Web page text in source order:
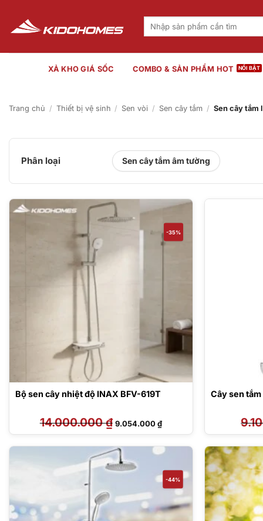
nội
dung
Tìm
XẢ KHO GIÁ SỐC COMBO & SẢN PHẨM HOT
Trang chủ / Thiết bị vệ sinh / Sen vòi / Sen cây tắm / Sen cây tắm
Phân loại Sen cây tắm âm tường
-35%
Bộ sen cây nhiệt độ INAX BFV-619T
14.000.000₫ Giá
gốc
là:
9.054.000₫Giá
hiện
tại
9.054.000 ₫.
Cây sen
-44%